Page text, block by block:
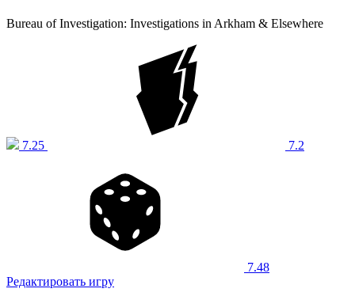
Bureau of Investigation: Investigations in Arkham & Elsewhere
7.25 7.2
7.48
Редактировать игру